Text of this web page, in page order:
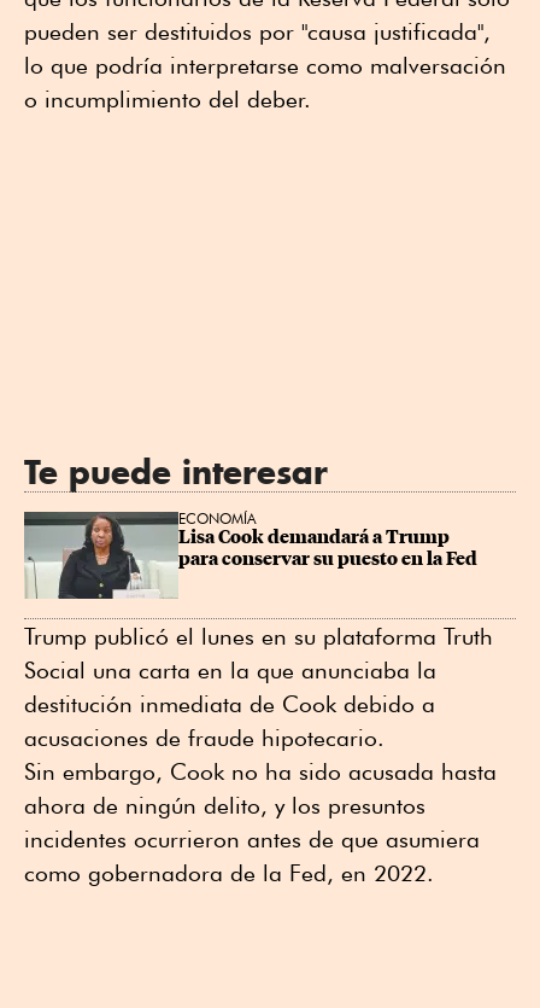
pueden ser destituidos por "causa justificada",
lo que podría interpretarse como malversación
o incumplimiento del deber.
Te puede interesar
ECONOMÍA
Lisa Cook demandará a Trump
para conservar su puesto en la Fed
Trump publicó el lunes en su plataforma Truth
Social una carta en la que anunciaba la
destitución inmediata de Cook debido a
acusaciones de fraude hipotecario.
Sin embargo, Cook no ha sido acusada hasta
ahora de ningún delito, y los presuntos
incidentes ocurrieron antes de que asumiera
como gobernadora de la Fed, en 2022.